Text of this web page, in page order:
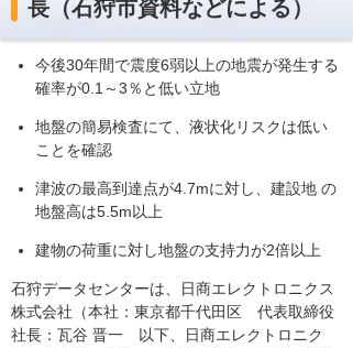
長（石狩市資料などによる）
今後30年間で震度6弱以上の地震が発生する
確率が0.1～3％と低い立地
地盤の簡易検査にて、液状化リスクは低い
ことを確認
津波の最高到達点が4.7mに対し、建設地 の
地盤高は5.5m以上
建物の荷重に対し地盤の支持力が2倍以上
石狩データセンターは、日商エレクトロニクス
株式会社（本社：東京都千代田区 代表取締役
社長：瓦谷 晋一 以下、日商エレクトロニク